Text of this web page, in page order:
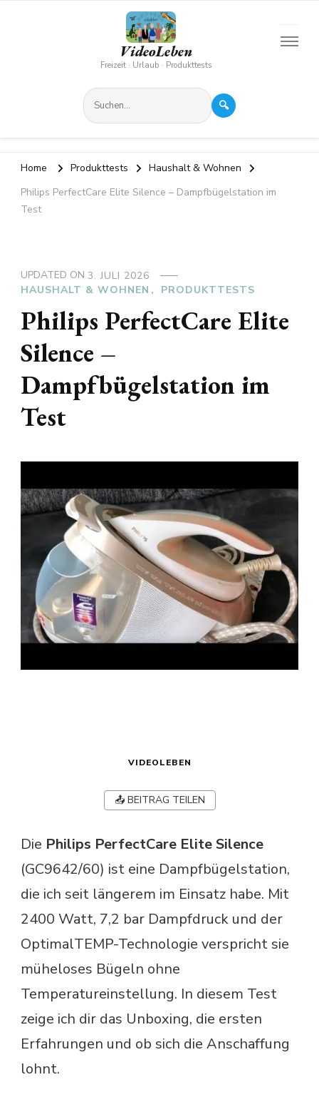
VideoLeben
Freizeit · Urlaub · Produkttests
🔍
Home Produkttests
Haushalt & Wohnen
Philips PerfectCare Elite Silence – Dampfbügelstation im
Test
UPDATED ON 3. JULI 2026
HAUSHALT & WOHNEN
PRODUKTTESTS
Philips PerfectCare Elite
Silence –
Dampfbügelstation im
Test
VIDEOLEBEN
📤 BEITRAG TEILEN
Die Philips PerfectCare Elite Silence
(GC9642/60) ist eine Dampfbügelstation,
die ich seit längerem im Einsatz habe. Mit
2400 Watt, 7,2 bar Dampfdruck und der
OptimalTEMP-Technologie verspricht sie
müheloses Bügeln ohne
Temperatureinstellung. In diesem Test
zeige ich dir das Unboxing, die ersten
Erfahrungen und ob sich die Anschaffung
lohnt.